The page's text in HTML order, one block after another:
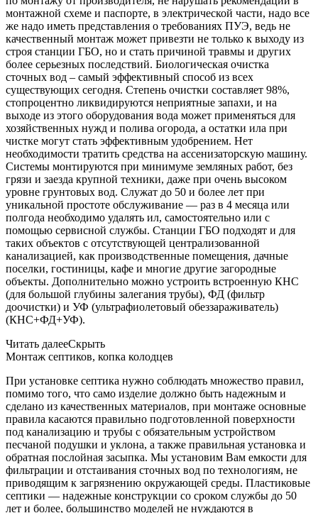
монтажной схеме и паспорте, в электрической части, надо все
же надо иметь представления о требованиях ПУЭ, ведь не
качественный монтаж может привезти не только к выходу из
строя станции ГБО, но и стать причиной травмы и других
более серьезных последствий. Биологическая очистка
сточных вод – самый эффективный способ из всех
существующих сегодня. Степень очистки составляет 98%,
стопроцентно ликвидируются неприятные запахи, и на
выходе из этого оборудования вода может применяться для
хозяйственных нужд и полива огорода, а остатки ила при
чистке могут стать эффективным удобрением. Нет
необходимости тратить средства на ассенизаторскую машину.
Системы монтируются при минимуме земляных работ, без
грязи и заезда крупной техники, даже при очень высоком
уровне грунтовых вод. Служат до 50 и более лет при
уникальной простоте обслуживание — раз в 4 месяца или
полгода необходимо удалять ил, самостоятельно или с
помощью сервисной службы. Станции ГБО подходят и для
таких объектов с отсутствующей централизованной
канализацией, как производственные помещения, дачные
поселки, гостиницы, кафе и многие другие загородные
объекты. Дополнительно можно устроить встроенную КНС
(для большой глубины залегания трубы), ФД (фильтр
доочистки) и УФ (ультрафиолетовый обеззараживатель)
(КНС+ФД+УФ).
Читать далееСкрыть
Монтаж септиков, копка колодцев
При установке септика нужно соблюдать множество правил,
помимо того, что само изделие должно быть надежным и
сделано из качественных материалов, при монтаже основные
правила касаются правильно подготовленной поверхности
под канализацию и трубы с обязательным устройством
песчаной подушки и уклона, а также правильная установка и
обратная послойная засыпка. Мы установим Вам емкости для
фильтрации и отстаивания сточных вод по технологиям, не
приводящим к загрязнению окружающей среды. Пластиковые
септики — надежные конструкции со сроком службы до 50
лет и более, большинство моделей не нуждаются в